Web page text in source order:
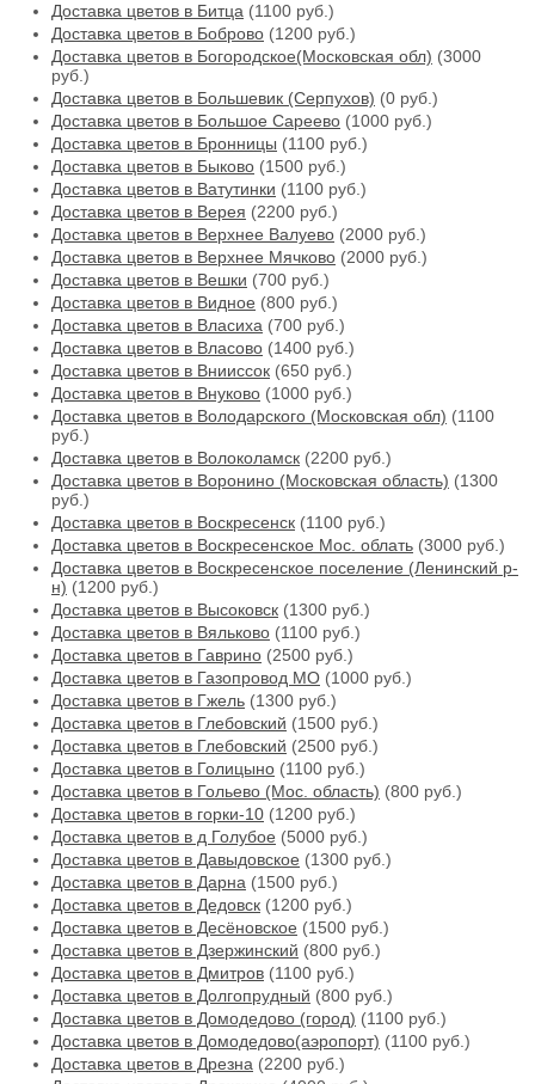
Доставка цветов в Битца (1100 руб.)
Доставка цветов в Боброво (1200 руб.)
Доставка цветов в Богородское(Московская обл) (3000
руб.)
Доставка цветов в Большевик (Серпухов) (0 руб.)
Доставка цветов в Большое Сареево (1000 руб.)
Доставка цветов в Бронницы (1100 руб.)
Доставка цветов в Быково (1500 руб.)
Доставка цветов в Ватутинки (1100 руб.)
Доставка цветов в Верея (2200 руб.)
Доставка цветов в Верхнее Валуево (2000 руб.)
Доставка цветов в Верхнее Мячково (2000 руб.)
Доставка цветов в Вешки (700 руб.)
Доставка цветов в Видное (800 руб.)
Доставка цветов в Власиха (700 руб.)
Доставка цветов в Власово (1400 руб.)
Доставка цветов в Внииссок (650 руб.)
Доставка цветов в Внуково (1000 руб.)
Доставка цветов в Володарского (Московская обл) (1100
руб.)
Доставка цветов в Волоколамск (2200 руб.)
Доставка цветов в Воронино (Московская область) (1300
руб.)
Доставка цветов в Воскресенск (1100 руб.)
Доставка цветов в Воскресенское Мос. облать (3000 руб.)
Доставка цветов в Воскресенское поселение (Ленинский р-
н) (1200 руб.)
Доставка цветов в Высоковск (1300 руб.)
Доставка цветов в Вяльково (1100 руб.)
Доставка цветов в Гаврино (2500 руб.)
Доставка цветов в Газопровод МО (1000 руб.)
Доставка цветов в Гжель (1300 руб.)
Доставка цветов в Глебовский (1500 руб.)
Доставка цветов в Глебовский (2500 руб.)
Доставка цветов в Голицыно (1100 руб.)
Доставка цветов в Гольево (Мос. область) (800 руб.)
Доставка цветов в горки-10 (1200 руб.)
Доставка цветов в д Голубое (5000 руб.)
Доставка цветов в Давыдовское (1300 руб.)
Доставка цветов в Дарна (1500 руб.)
Доставка цветов в Дедовск (1200 руб.)
Доставка цветов в Десёновское (1500 руб.)
Доставка цветов в Дзержинский (800 руб.)
Доставка цветов в Дмитров (1100 руб.)
Доставка цветов в Долгопрудный (800 руб.)
Доставка цветов в Домодедово (город) (1100 руб.)
Доставка цветов в Домодедово(аэропорт) (1100 руб.)
Доставка цветов в Дрезна (2200 руб.)